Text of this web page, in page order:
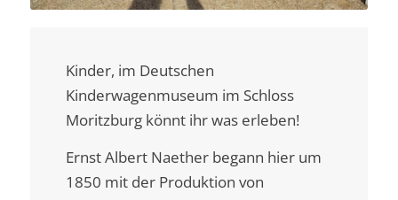
Kinder, im Deutschen
Kinderwagenmuseum im Schloss
Moritzburg könnt ihr was erleben!
Ernst Albert Naether begann hier um
1850 mit der Produktion von